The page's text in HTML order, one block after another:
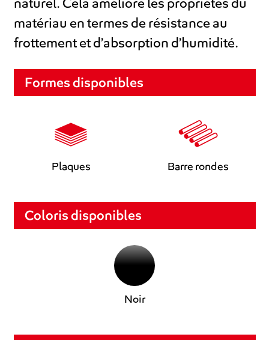
naturel. Cela améliore les propriétés du
matériau en termes de résistance au
frottement et d’absorption d’humidité.
Formes disponibles
Plaques Barre rondes
Coloris disponibles
Noir